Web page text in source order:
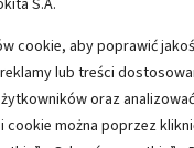
cookie, aby poprawić
lub treści
oraz
cookie można poprzez